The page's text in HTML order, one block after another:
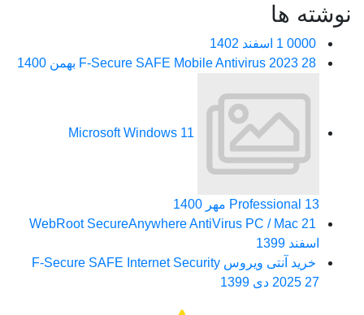
نوشته ها
0000 1 اسفند 1402
F-Secure SAFE Mobile Antivirus 202328 بهمن 1400
Microsoft Windows 11
Professional13 مهر 1400
WebRoot SecureAnywhere AntiVirus PC / Mac21
اسفند 1399
خرید آنتی ویروس F-Secure SAFE Internet Security
202527 دی 1399